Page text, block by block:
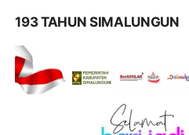
193 TAHUN SIMALUNGUN